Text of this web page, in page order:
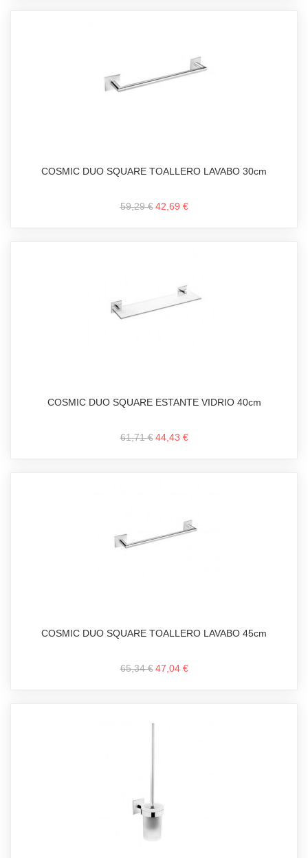
COSMIC DUO SQUARE TOALLERO LAVABO 30cm
59,29 € 42,69 €
COSMIC DUO SQUARE ESTANTE VIDRIO 40cm
61,71 € 44,43 €
COSMIC DUO SQUARE TOALLERO LAVABO 45cm
65,34 € 47,04 €